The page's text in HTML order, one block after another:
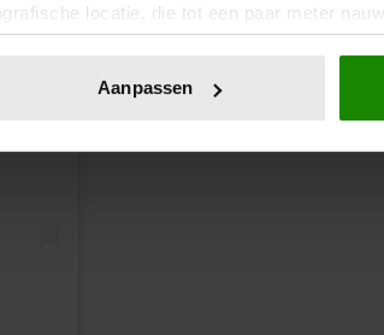
locatie, die tot een paar meter
te scannen op specifieke
in de Cookieverklaring.
te personaliseren, om functies voor
informatie over uw gebruik van onze site
kunnen deze gegevens combineren met
van uw gebruik van hun services. U
Aanpassen